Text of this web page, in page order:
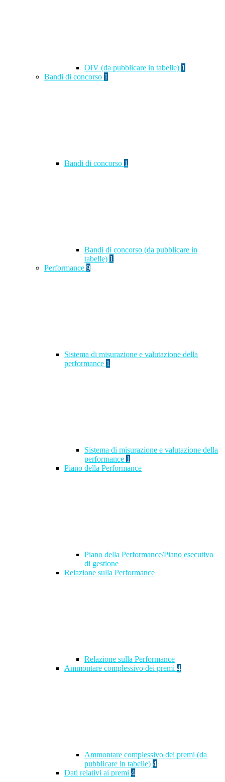
OIV (da pubblicare in tabelle) 1
Bandi di concorso 1
Bandi di concorso 1
Bandi di concorso (da pubblicare in
tabelle) 1
Performance 9
Sistema di misurazione e valutazione della
performance 1
Sistema di misurazione e valutazione della
performance 1
Piano della Performance
Piano della Performance/Piano esecutivo
di gestione
Relazione sulla Performance
Relazione sulla Performance
Ammontare complessivo dei premi 4
Ammontare complessivo dei premi (da
pubblicare in tabelle) 4
Dati relativi ai premi 4